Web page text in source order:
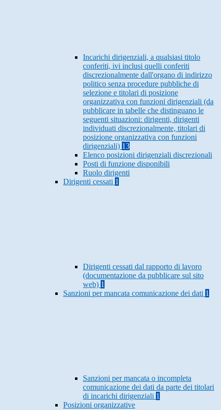
Incarichi dirigenziali, a qualsiasi titolo
conferiti, ivi inclusi quelli conferiti
discrezionalmente dall'organo di indirizzo
politico senza procedure pubbliche di
selezione e titolari di posizione
organizzativa con funzioni dirigenziali (da
pubblicare in tabelle che distinguano le
seguenti situazioni: dirigenti, dirigenti
individuati discrezionalmente, titolari di
posizione organizzativa con funzioni
dirigenziali) 13
Elenco posizioni dirigenziali discrezionali
Posti di funzione disponibili
Ruolo dirigenti
Dirigenti cessati 1
Dirigenti cessati dal rapporto di lavoro
(documentazione da pubblicare sul sito
web) 1
Sanzioni per mancata comunicazione dei dati 1
Sanzioni per mancata o incompleta
comunicazione dei dati da parte dei titolari
di incarichi dirigenziali 1
Posizioni organizzative